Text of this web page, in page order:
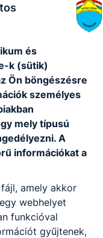
és
k (sütik)
Ön böngészésre
személyes
mely típusú
A
információkat a
amely akkor
webhelyet
funkcióval
gyűjtenek,